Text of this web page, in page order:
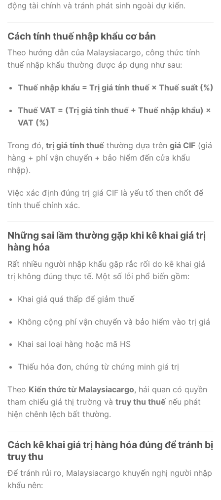
động tài chính và tránh phát sinh ngoài dự kiến.
Cách tính thuế nhập khẩu cơ bản
Theo hướng dẫn của Malaysiacargo, công thức tính
thuế nhập khẩu thường được áp dụng như sau:
Thuế nhập khẩu = Trị giá tính thuế × Thuế suất (%)
Thuế VAT = (Trị giá tính thuế + Thuế nhập khẩu) ×
VAT (%)
Trong đó, trị giá tính thuế thường dựa trên giá CIF (giá
hàng + phí vận chuyển + bảo hiểm đến cửa khẩu
nhập).
Việc xác định đúng trị giá CIF là yếu tố then chốt để
tính thuế chính xác.
Những sai lầm thường gặp khi kê khai giá trị
hàng hóa
Rất nhiều người nhập khẩu gặp rắc rối do kê khai giá
trị không đúng thực tế. Một số lỗi phổ biến gồm:
Khai giá quá thấp để giảm thuế
Không cộng phí vận chuyển và bảo hiểm vào trị giá
Khai sai loại hàng hoặc mã HS
Thiếu hóa đơn, chứng từ chứng minh giá trị
Theo Kiến thức từ Malaysiacargo, hải quan có quyền
tham chiếu giá thị trường và truy thu thuế nếu phát
hiện chênh lệch bất thường.
Cách kê khai giá trị hàng hóa đúng để tránh bị
truy thu
Để tránh rủi ro, Malaysiacargo khuyến nghị người nhập
khẩu nên: